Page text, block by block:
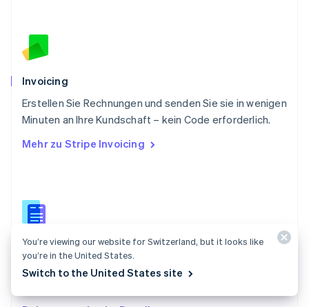
Invoicing
Erstellen Sie Rechnungen und senden Sie sie in wenigen
Minuten an Ihre Kundschaft – kein Code erforderlich.
Mehr zu Stripe Invoicing
Dokumentation zu Invoicing
Erstellen und verwalten Sie Rechnungen für einmalige
Schweden
Schweiz
Singapur
English简体中文
Slowakei
Slowenien
English
Spanien
Thailand
ไทย English
Tschechische Republik
Ungarn
You’re viewing our website for Switzerland, but it looks like
you’re in the United States.
Switch to the United States site